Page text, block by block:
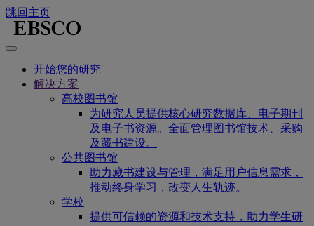
跳回主页
开始您的研究
解决方案
高校图书馆
为研究人员提供核心研究数据库、电子期刊
及电子书资源。全面管理图书馆技术、采购
及藏书建设。
公共图书馆
助力藏书建设与管理，满足用户信息需求，
推动终身学习，改变人生轨迹。
学校
提供可信赖的资源和技术支持，助力学生研